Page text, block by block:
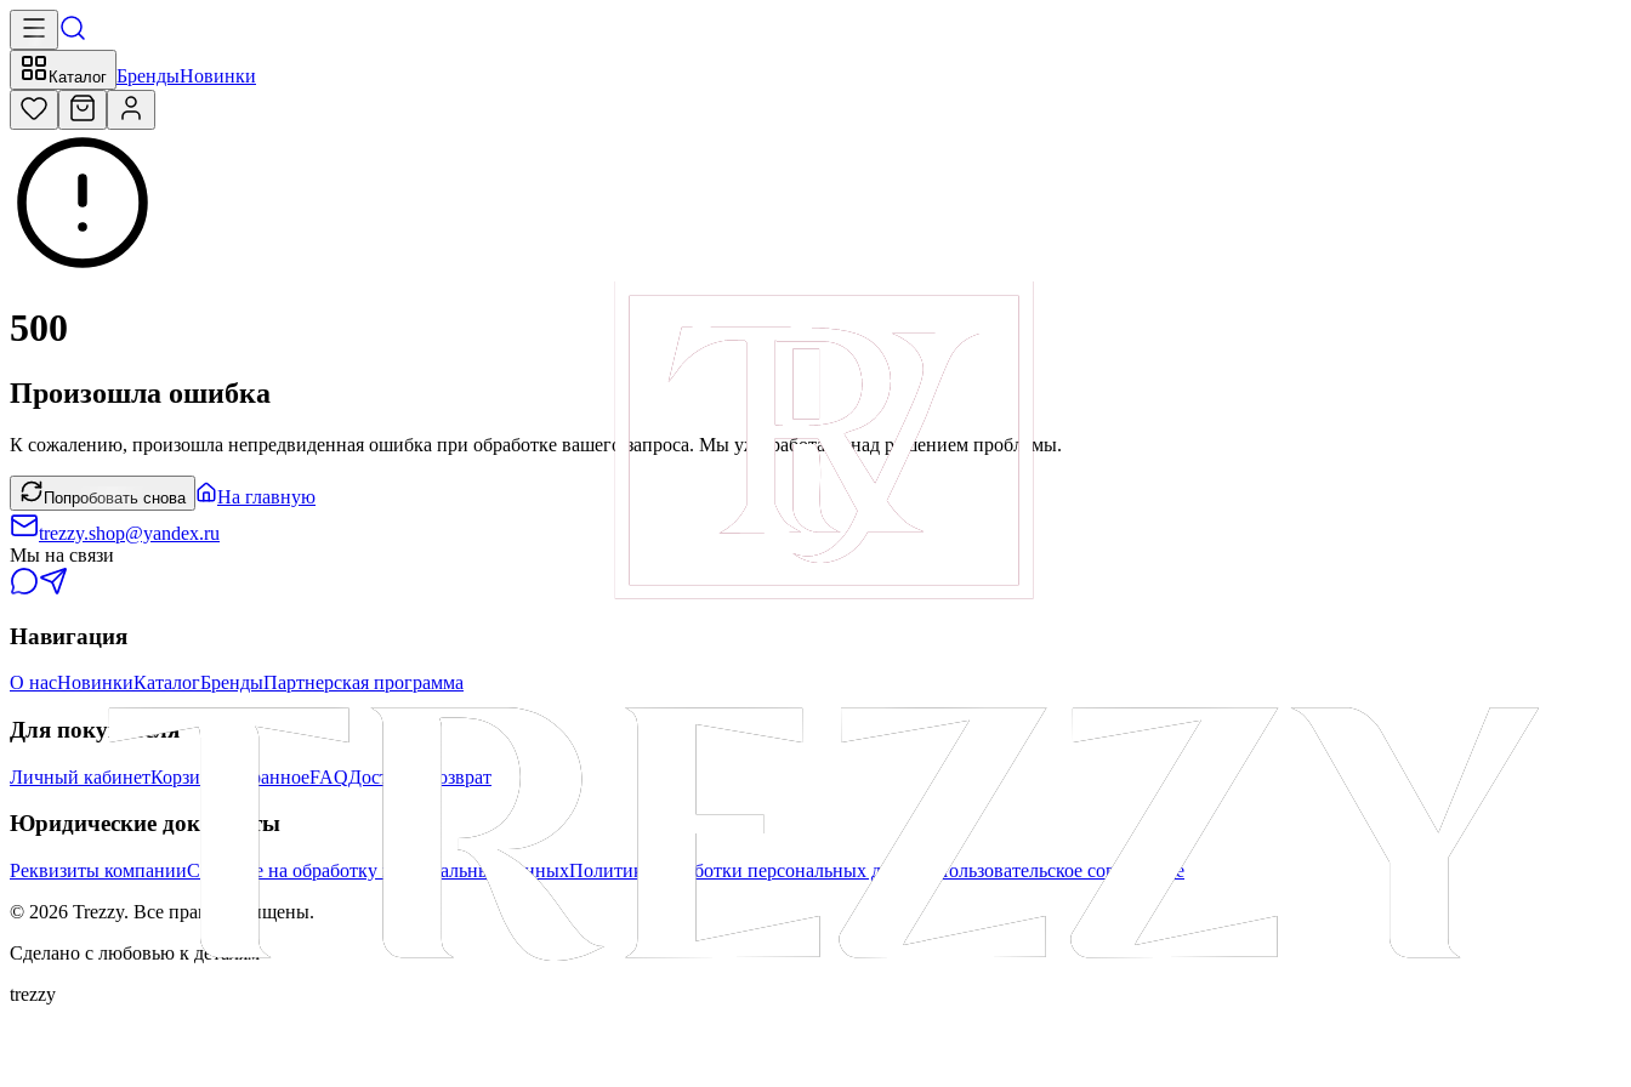
Каталог БрендыНовинки
500
Произошла ошибка
К сожалению, произошла непредвиденная ошибка при обработке вашего запроса. Мы уже работаем над решением проблемы.
Попробовать снова
На главную
trezzy.shop@yandex.ru
Мы на связи
Навигация
О насНовинкиКаталогБрендыПартнерская программа
Для покупателя
Личный кабинетКорзина ИзбранноеFAQДоставка Возврат
Юридические документы
Реквизиты компанииСогласие на обработку персональных данныхПолитика обработки персональных данных
Пользовательское соглашение
© 2026 Trezzy. Все права защищены.
Сделано с любовью к деталям
trezzy